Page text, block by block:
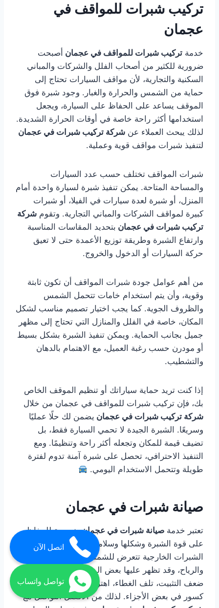
تركيب شبرات للمواقف في
عجمان
خدمة تركيب شبرات للمواقف في عجمان أصبحت
ضرورية للكثير من أصحاب الفلل والشركات والمباني
السكنية والتجارية، لأن مواقف السيارات تحتاج إلى
حماية من الشمس والحرارة والغبار. وجود شبرة فوق
الموقف يساعد على الحفاظ على السيارة، ويجعل
استخدامها أكثر راحة خاصة في أوقات الحرارة الشديدة.
لذلك يبحث العملاء عن شركة تركيب شبرات في عجمان
لتنفيذ شبرات مواقف قوية وعملية.
شبرات المواقف تختلف حسب عدد السيارات
والمساحة المتاحة. يمكن تنفيذ شبرة لسيارة واحدة أمام
المنزل، أو شبرة لعدة سيارات في الفيلا، أو شبرات
كبيرة لمواقف الشركات والمباني التجارية. وتقوم شركة
تركيب شبرات في عجمان بتحديد المقاسات المناسبة
وارتفاع الشبرة وطريقة توزيع الأعمدة حتى لا تعيق
حركة السيارات أو الدخول والخروج.
من أهم عوامل جودة شبرات المواقف أن تكون ثابتة
وقوية، وأن يتم استخدام خامات تتحمل الشمس
والظروف الجوية. كما يجب اختيار تصميم مناسب لشكل
المكان، خاصة في الفلل والمنازل التي تحتاج إلى مظهر
جميل بجانب الحماية. ويمكن تنفيذ الشبرة بشكل بسيط
أو مودرن حسب رغبة العميل، مع الاهتمام بالدهان
والتشطيب.
إذا كنت تريد حماية سياراتك أو تنظيم الموقف الخاص
بك، فإن تركيب شبرات للمواقف في عجمان من خلال
شركة تركيب شبرات في عجمان يضمن لك حلًا عمليًا
وسريعًا. الشبرة الجيدة لا تحمي السيارة فقط، بل
تضيف قيمة للمكان وتجعله أكثر راحة وتنظيمًا. ومع
التنفيذ الاحترافي، تحصل على شبرة آمنة تدوم لفترة
طويلة وتتحمل الاستخدام اليومي.
صيانة شبرات في عجمان
تعتبر خدمة صيانة شبرات في عجمانضرورية للحفاظ
على قوة الشبرة وشكلها وسلامتها مع مرور الوقت.
الشبرات الخارجية تتعرض للشمس والغبار والرطوبة
والرياح، وقد تظهر عليها بعض المشاكل مثل الصدأ،
ضعف التثبيت، تلف الغطاء، اهتزاز الهيكل، أو وجود
كسور في بعض الأجزاء. لذلك من الأفضل التواصل مع
اتصل الآن
تواصل واتساب